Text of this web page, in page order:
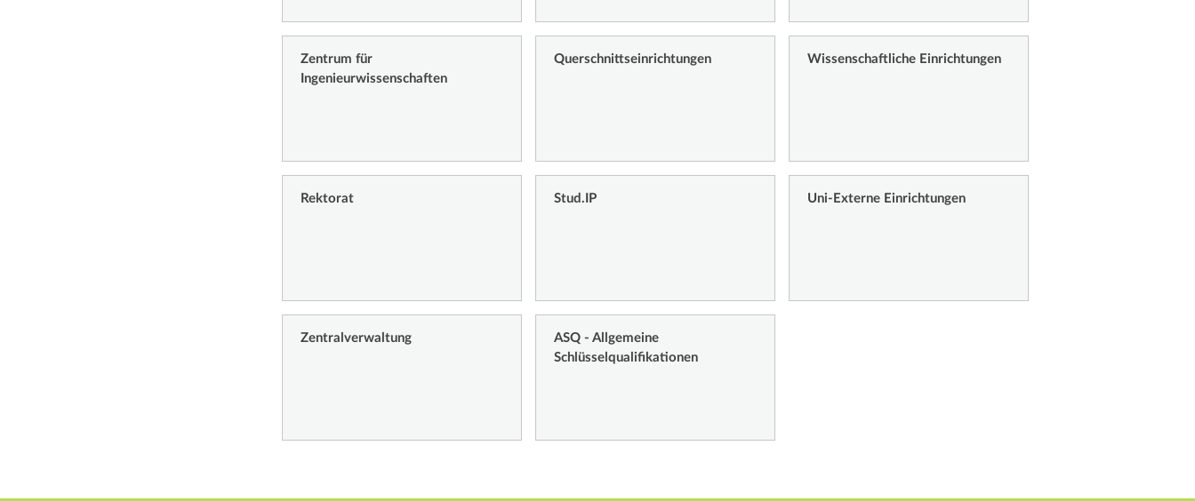
Zentrum für
Ingenieurwissenschaften
Querschnittseinrichtungen Wissenschaftliche Einrichtungen
Rektorat Stud.IP Uni-Externe Einrichtungen
Zentralverwaltung
ASQ - Allgemeine
Schlüsselqualifikationen